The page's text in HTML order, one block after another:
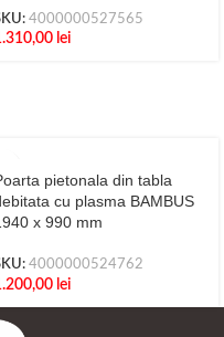
4000000527565
lei
pietonala din tabla
cu plasma BAMBUS
x 990 mm
4000000524762
lei